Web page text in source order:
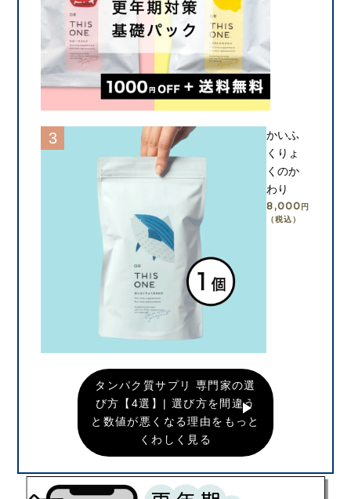
カートに入れる
かいふ
くりょ
くのか
わり
8,000円
（税込）
カートに入れる
タンパク質サプリ 専門家の選
び方【4選】| 選び方を間違う
と数値が悪くなる理由をもっと
くわしく見る